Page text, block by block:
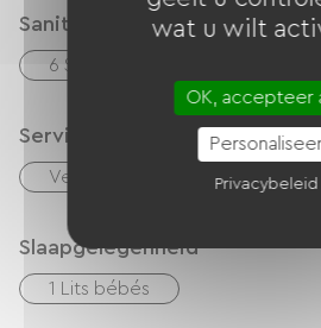
Sanitair
6 Salle d'eau (douche)
Services
Vellen te huur
Slaapgelegenheid
1 Lits bébés
wat u wilt
OK, accepteer
Privacybeleid